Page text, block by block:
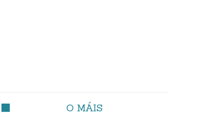
O MÁIS